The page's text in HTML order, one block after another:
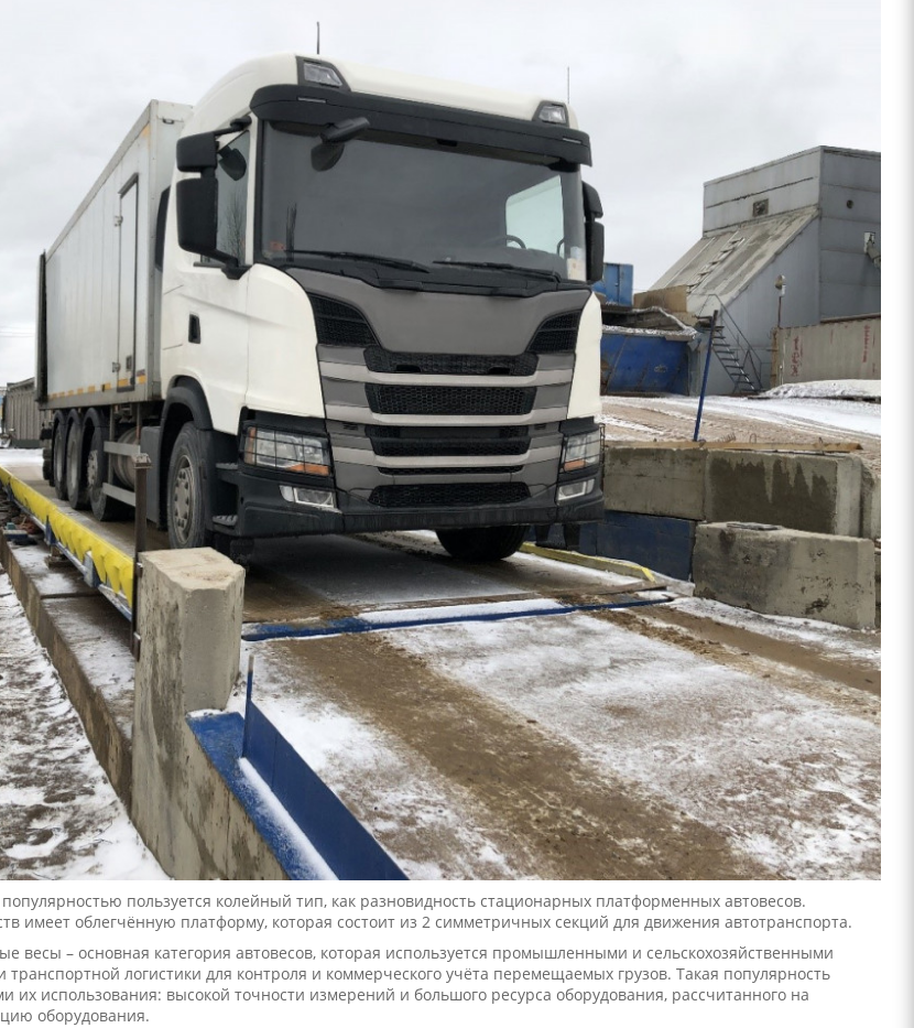
пользуется колейный тип, как разновидность стационарных платформенных автовесов.
имеет облегчённую платформу, которая состоит из 2 симметричных секций для движения автотранспорта.
весы – основная категория автовесов, которая используется промышленными и сельскохозяйственными
логистики для контроля и коммерческого учёта перемещаемых грузов. Такая популярность
их использования: высокой точности измерений и большого ресурса оборудования, рассчитанного на
оборудования.